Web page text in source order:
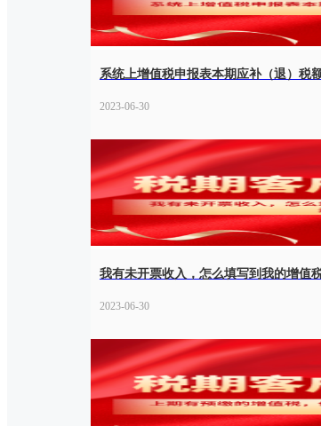
系统上增值税申报表本期应补（退）税
2023-06-30
我有未开票收入，怎么填写到我的增值
2023-06-30